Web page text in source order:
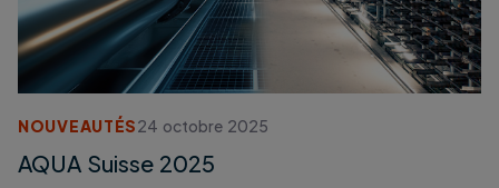
NOUVEAUTÉS24 octobre 2025
AQUA Suisse 2025